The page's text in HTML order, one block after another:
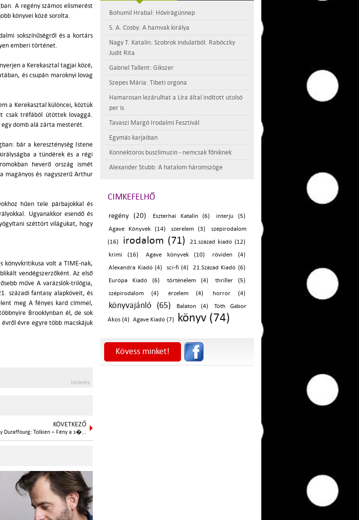
A regény számos elismerést
könyvei közé sorolta.
sokszínűségről és a kortárs
emberi történet.
a Kerekasztal tagjai közé,
és csupán maroknyi lovag
a Kerekasztal különcei, köztük
csak tréfából ütöttek lovaggá.
domb alá zárta mesterét.
bár a kereszténység Istene
a tündérek és a régi
heverő ország ismét
magányos és nagyszerű Arthur
hűen tele párbajokkal és
Ugyanakkor esendő és
széttört világukat, hogy
könyvkritikusa volt a TIME-nak,
vendégszerzőként. Az első
műve A varázslók-trilógia,
századi fantasy alapköveit, és
meg A fényes kard címmel,
Brooklynban él, de sok
évre egyre több macskájuk
hirdetés
KÖVETKEZŐ
Duraffourg: Tolkien – Fény a s�...
Bohumil Hrabal: Hóvirágünnep
S. A. Cosby: A hamvak királya
Nagy T. Katalin: Szobrok indulatból. Rabóczky
Judit Rita
Gabriel Tallent: Gikszer
Szepes Mária: Tibeti orgona
Hamarosan lezárulhat a Líra által indított utolsó
per is
Tavaszi Margó Irodalmi Fesztivál
Egymás karjaiban
Konnektoros buszlimuzin - nemcsak főniknek
Alexander Stubb: A hatalom háromszöge
CIMKEFELHŐ
regény (20) Eszterhai Katalin (6)
interjú (5)
Agave Könyvek (14)
szerelem (3)
szépirodalom
(16)
irodalom (71)
21.század kiadó (12)
krimi (16)
Agave könyvek (10)
röviden (4)
Alexandra Kiadó (4)
sci-fi (4)
21.Század Kiadó (6)
Európa Kiadó (6)
történelem (4)
thriller (5)
szépirodalom (4)
érzelem (4) horror (4)
könyvajánló (65) Balaton (4) Tóth Gábor
Ákos (4) Agave Kiadó (7) könyv (74)
Kövess minket!